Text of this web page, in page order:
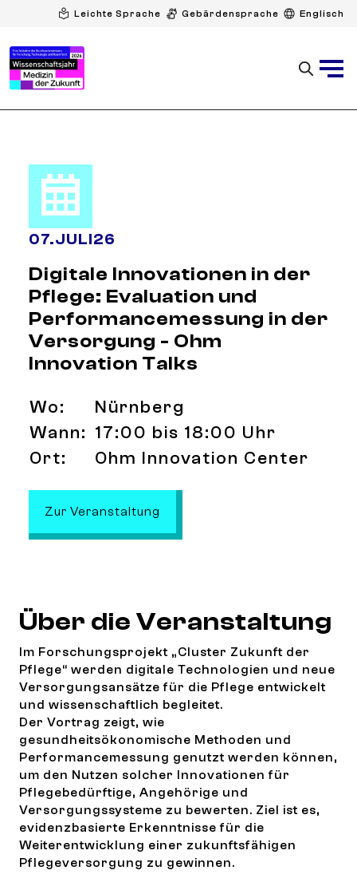
Leichte Sprache Gebärdensprache Englisch
07.JULI26
Digitale Innovationen in der
Pflege: Evaluation und
Performancemessung in der
Versorgung - Ohm
Innovation Talks
Wo:
Nürnberg
Wann: 17:00 bis 18:00 Uhr
Ort:
Ohm Innovation Center
Zur Veranstaltung
Über die Veranstaltung
Im Forschungsprojekt „Cluster Zukunft der
Pflege“ werden digitale Technologien und neue
Versorgungsansätze für die Pflege entwickelt
und wissenschaftlich begleitet.
Der Vortrag zeigt, wie
gesundheitsökonomische Methoden und
Performancemessung genutzt werden können,
um den Nutzen solcher Innovationen für
Pflegebedürftige, Angehörige und
Versorgungssysteme zu bewerten. Ziel ist es,
evidenzbasierte Erkenntnisse für die
Weiterentwicklung einer zukunftsfähigen
Pflegeversorgung zu gewinnen.